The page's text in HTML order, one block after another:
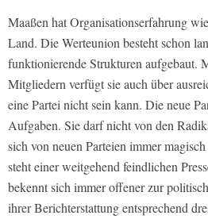
Maaßen hat Organisationserfahrung
Land. Die Werteunion besteht schon
funktionierende Strukturen aufgebaut.
Mitgliedern verfügt sie auch über
eine Partei nicht sein kann. Die neue
Aufgaben. Sie darf nicht von den
sich von neuen Parteien immer
steht einer weitgehend feindlichen
bekennt sich immer offener zur
ihrer Berichterstattung entsprechend